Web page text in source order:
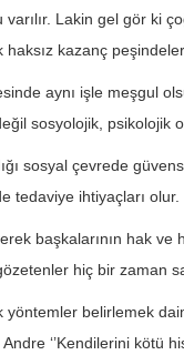
Lakin gel gör ki
kazanç
aynı işle meşgul
sosyolojik, psikolojik
sosyal çevrede
tedaviye ihtiyaçları olur.
başkalarının hak
hiç bir zaman
belirlemek
‘’Kendilerini kötü